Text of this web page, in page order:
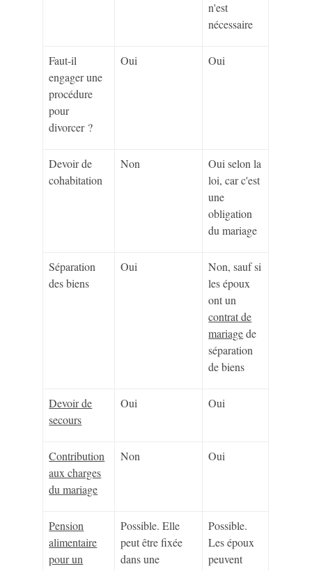
n'est
nécessaire
Faut-il
engager une
procédure
pour
divorcer ?
Oui Oui
Devoir de
cohabitation
Non
Oui selon la
loi, car c'est
une
obligation
du mariage
Séparation
des biens
Oui
Non, sauf si
les époux
ont un
contrat de
mariagede
séparation
de biens
Devoir de
secours
Oui Oui
Contribution
aux charges
du mariage
Non Oui
Pension
alimentaire
pour un
Possible. Elle
peut être fixée
dans une
Possible.
Les époux
peuvent